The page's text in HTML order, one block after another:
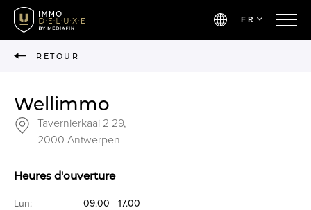
FR
RETOUR
Wellimmo
Tavernierkaai 2 29,
2000 Antwerpen
Heures d'ouverture
Lun:
09.00 - 17.00